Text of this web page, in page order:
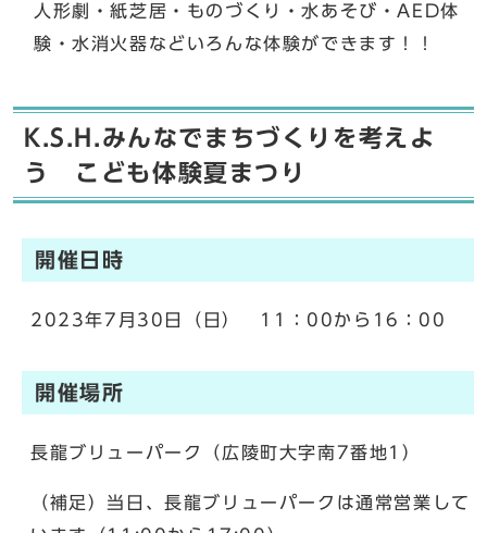
人形劇・紙芝居・ものづくり・水あそび・AED体
験・水消火器などいろんな体験ができます！！
K.S.H.みんなでまちづくりを考えよ
う こども体験夏まつり
開催日時
2023年7月30日（日） 11：00から16：00
開催場所
長龍ブリューパーク（広陵町大字南7番地1）
（補足）当日、長龍ブリューパークは通常営業して